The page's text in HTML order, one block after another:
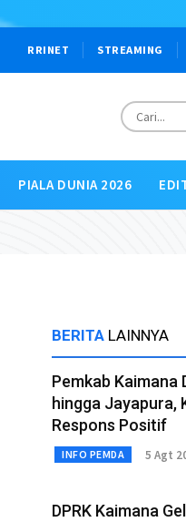
RRINET STREAMING
PIALA DUNIA 2026
BERITA LAINNYA
Pemkab Kaimana
hingga Jayapura,
Respons Positif
INFO PEMDA 5 Agt
DPRK Kaimana